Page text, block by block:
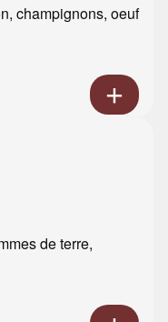
champignons, oeuf
de terre,